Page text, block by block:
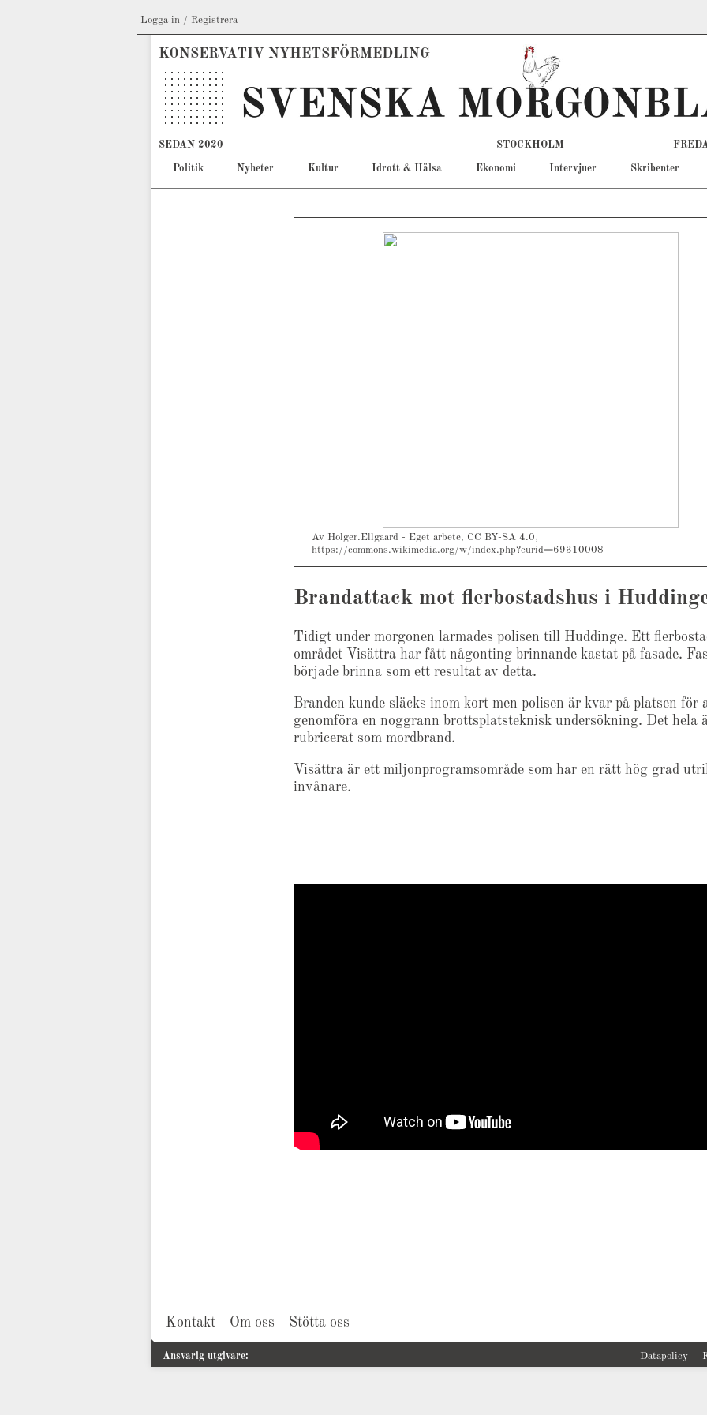
Logga in / Registrera
KONSERVATIV NYHETSFÖRMEDLING
SEDAN 2020 STOCKHOLM
Politik Nyheter Kultur Idrott & Hälsa Ekonomi Intervjuer Skribenter
Av Holger.Ellgaard - Eget arbete, CC BY-SA 4.0,
https://commons.wikimedia.org/w/index.php?curid=69310008
Brandattack mot flerbostadshus i
Tidigt under morgonen larmades polisen till Huddinge. Ett
området Visättra har fått någonting brinnande kastat på fasade.
började brinna som ett resultat av detta.
Branden kunde släcks inom kort men polisen är kvar på platsen för
genomföra en noggrann brottsplatsteknisk undersökning. Det hela
rubricerat som mordbrand.
Visättra är ett miljonprogramsområde som har en rätt hög grad
invånare.
Kontakt Om oss Stötta oss
Ansvarig utgivare: Datapolicy